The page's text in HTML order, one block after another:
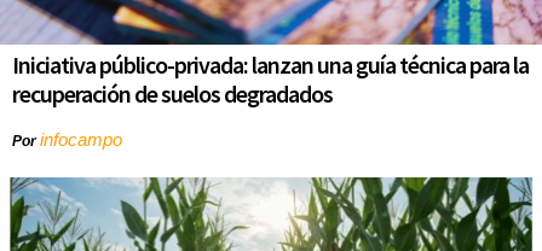
Iniciativa público-privada: lanzan una guía técnica para la
recuperación de suelos degradados
Porinfocampo